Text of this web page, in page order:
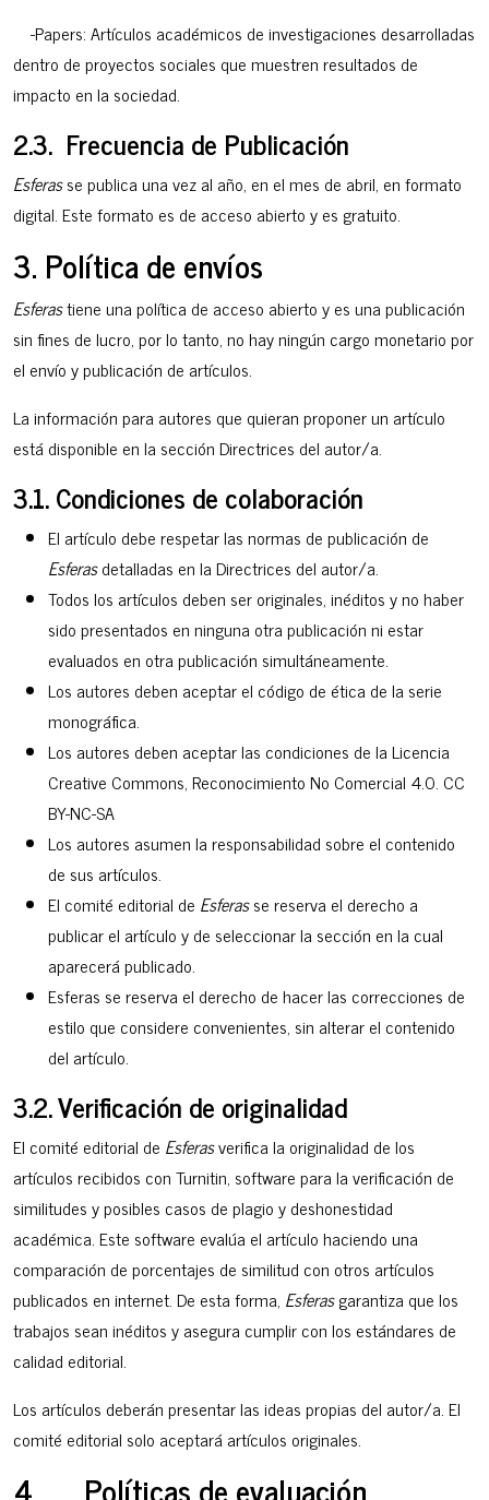
-Papers: Artículos académicos de investigaciones desarrolladas
dentro de proyectos sociales que muestren resultados de
impacto en la sociedad.
2.3. Frecuencia de Publicación
Esferasse publica una vez al año, en el mes de abril, en formato
digital. Este formato es de acceso abierto y es gratuito.
3. Política de envíos
Esferastiene una política de acceso abierto y es una publicación
sin fines de lucro, por lo tanto, no hay ningún cargo monetario por
el envío y publicación de artículos.
La información para autores que quieran proponer un artículo
está disponible en la sección Directrices del autor/a.
3.1. Condiciones de colaboración
El artículo debe respetar las normas de publicación de
Esferasdetalladas en la Directrices del autor/a.
Todos los artículos deben ser originales, inéditos y no haber
sido presentados en ninguna otra publicación ni estar
evaluados en otra publicación simultáneamente.
Los autores deben aceptar el código de ética de la serie
monográfica.
Los autores deben aceptar las condiciones de la Licencia
Creative Commons, Reconocimiento No Comercial 4.0. CC
BY-NC-SA
Los autores asumen la responsabilidad sobre el contenido
de sus artículos.
El comité editorial de Esferasse reserva el derecho a
publicar el artículo y de seleccionar la sección en la cual
aparecerá publicado.
Esferas se reserva el derecho de hacer las correcciones de
estilo que considere convenientes, sin alterar el contenido
del artículo.
3.2. Verificación de originalidad
El comité editorial de Esferasverifica la originalidad de los
artículos recibidos con Turnitin, software para la verificación de
similitudes y posibles casos de plagio y deshonestidad
académica. Este software evalúa el artículo haciendo una
comparación de porcentajes de similitud con otros artículos
publicados en internet. De esta forma, Esferasgarantiza que los
trabajos sean inéditos y asegura cumplir con los estándares de
calidad editorial.
Los artículos deberán presentar las ideas propias del autor/a. El
comité editorial solo aceptará artículos originales.
4. Políticas de evaluación